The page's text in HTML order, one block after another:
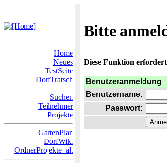
Bitte
Home
Neues
TestSeite
DorfTratsch
Suchen
Teilnehmer
Projekte
GartenPlan
DorfWiki
OrdnerProjekte_alt
Diese Funktion
Benutzeranmeldung
Benutzername:
Passwort: